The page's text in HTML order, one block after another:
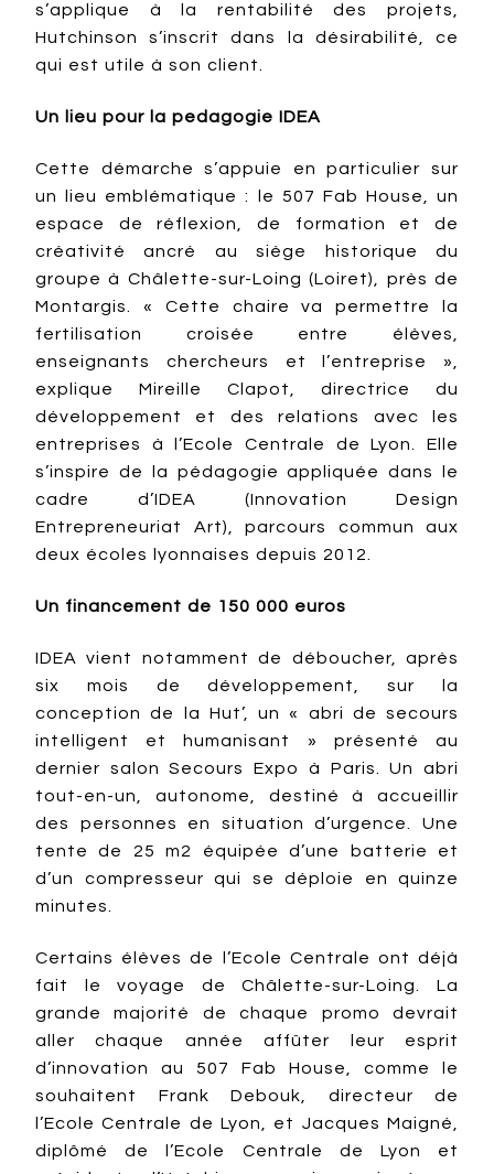
s’applique à la rentabilité des projets,
Hutchinson s’inscrit dans la désirabilité, ce
qui est utile à son client.
Un lieu pour la pedagogie IDEA
Cette démarche s’appuie en particulier sur
un lieu emblématique : le 507 Fab House, un
espace de réflexion, de formation et de
créativité ancré au siège historique du
groupe à Châlette-sur-Loing (Loiret), près de
Montargis. « Cette chaire va permettre la
fertilisation croisée entre élèves,
enseignants chercheurs et l’entreprise »,
explique Mireille Clapot, directrice du
développement et des relations avec les
entreprises à l’Ecole Centrale de Lyon. Elle
s’inspire de la pédagogie appliquée dans le
cadre d’IDEA (Innovation Design
Entrepreneuriat Art), parcours commun aux
deux écoles lyonnaises depuis 2012.
Un financement de 150 000 euros
IDEA vient notamment de déboucher, après
six mois de développement, sur la
conception de la Hut’, un « abri de secours
intelligent et humanisant » présenté au
dernier salon Secours Expo à Paris. Un abri
tout-en-un, autonome, destiné à accueillir
des personnes en situation d’urgence. Une
tente de 25 m2 équipée d’une batterie et
d’un compresseur qui se déploie en quinze
minutes.
Certains élèves de l’Ecole Centrale ont déjà
fait le voyage de Châlette-sur-Loing. La
grande majorité de chaque promo devrait
aller chaque année affûter leur esprit
d’innovation au 507 Fab House, comme le
souhaitent Frank Debouk, directeur de
l’Ecole Centrale de Lyon, et Jacques Maigné,
diplômé de l’Ecole Centrale de Lyon et